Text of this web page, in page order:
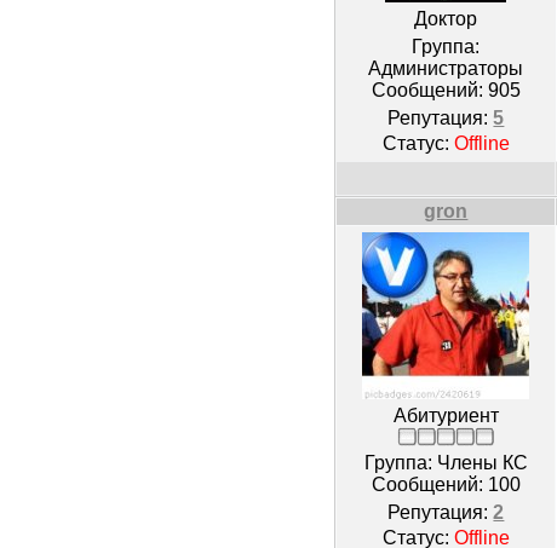
Доктор
Группа:
Администраторы
Сообщений: 905
Репутация:5
Статус: Offline
gron
Абитуриент
Группа: Члены КС
Сообщений: 100
Репутация:2
Статус: Offline